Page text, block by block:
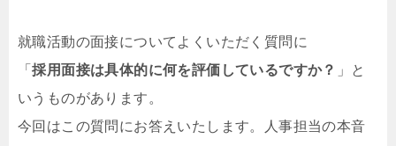
就職活動の面接についてよくいただく質問に
「採用面接は具体的に何を評価しているですか？ 」と
いうものがあります。
今回はこの質問にお答えいたします。人事担当の本音